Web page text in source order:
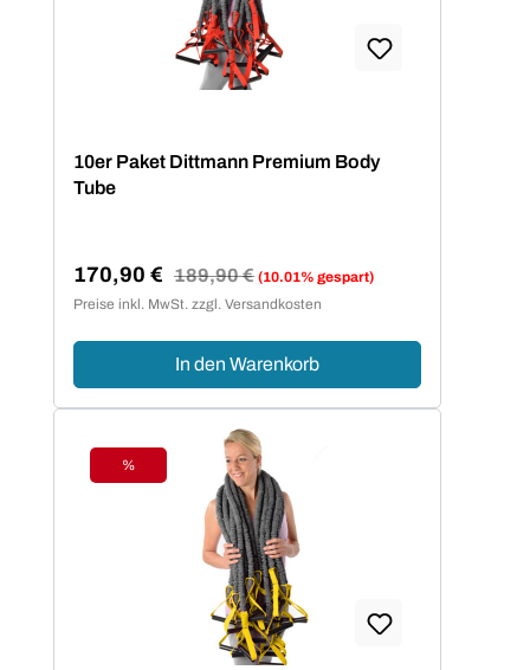
10er Paket Dittmann Premium Body
Tube
Verkaufspreis:
170,90 € Regulärer Preis:
189,90 € (10.01% gespart)
Preise inkl. MwSt. zzgl. Versandkosten
In den Warenkorb
Rabatt
%